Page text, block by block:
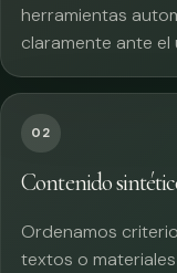
herramientas
claramente ante el
02
Contenido
Ordenamos
textos o